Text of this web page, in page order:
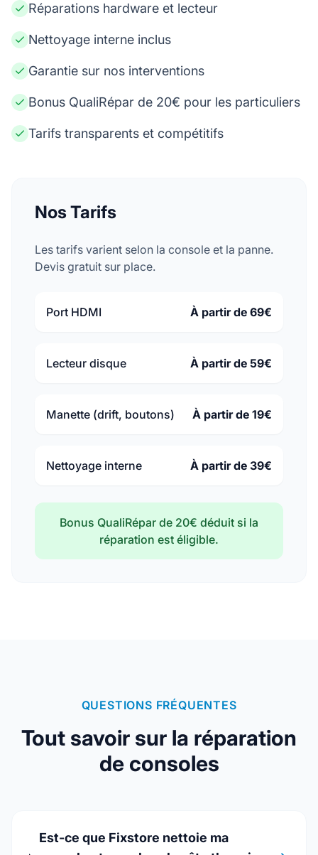
Réparations hardware et lecteur
Nettoyage interne inclus
Garantie sur nos interventions
Bonus QualiRépar de 20€ pour les particuliers
Tarifs transparents et compétitifs
Nos Tarifs
Les tarifs varient selon la console et la panne.
Devis gratuit sur place.
Port HDMI À partir de 69€
Lecteur disque À partir de 59€
Manette (drift, boutons) À partir de 19€
Nettoyage interne À partir de 39€
Bonus QualiRépar de 20€ déduit si la
réparation est éligible.
QUESTIONS FRÉQUENTES
Tout savoir sur la réparation
de consoles
Est-ce que Fixstore nettoie ma